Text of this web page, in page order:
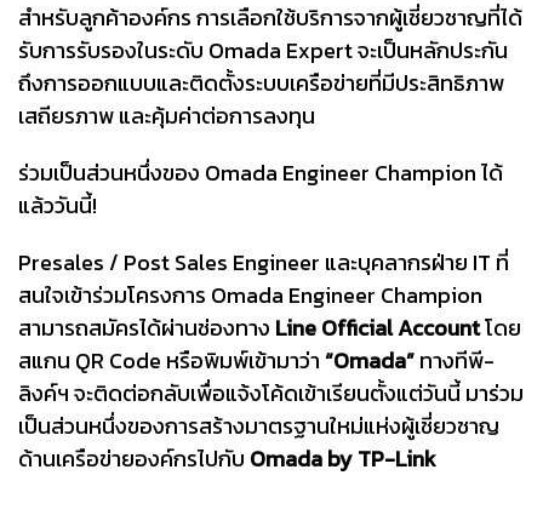
สำหรับลูกค้าองค์กร การเลือกใช้บริการจากผู้เชี่ยวชาญที่ได้
รับการรับรองในระดับ Omada Expert จะเป็นหลักประกัน
ถึงการออกแบบและติดตั้งระบบเครือข่ายที่มีประสิทธิภาพ
เสถียรภาพ และคุ้มค่าต่อการลงทุน
ร่วมเป็นส่วนหนึ่งของ Omada Engineer Champion ได้
แล้ววันนี้!
Presales / Post Sales Engineer และบุคลากรฝ่าย IT ที่
สนใจเข้าร่วมโครงการ Omada Engineer Champion
สามารถสมัครได้ผ่านช่องทาง Line Official Accountโดย
สแกน QR Code หรือพิมพ์เข้ามาว่า“Omada”ทางทีพี-
ลิงค์ฯ จะติดต่อกลับเพื่อแจ้งโค้ดเข้าเรียนตั้งแต่วันนี้ มาร่วม
เป็นส่วนหนึ่งของการสร้างมาตรฐานใหม่แห่งผู้เชี่ยวชาญ
ด้านเครือข่ายองค์กรไปกับ Omada by TP-Link